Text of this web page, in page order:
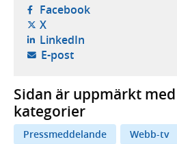
Facebook- öppnas i ny
X- öppnas i ny flik, extern
LinkedIn- öppnas i ny flik,
E-post- öppnar din e-
Sidan är uppmärkt
kategorier
Pressmeddelande
Webb-tv